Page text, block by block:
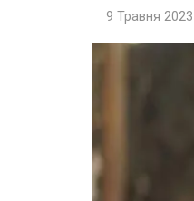
9 Травня 2023